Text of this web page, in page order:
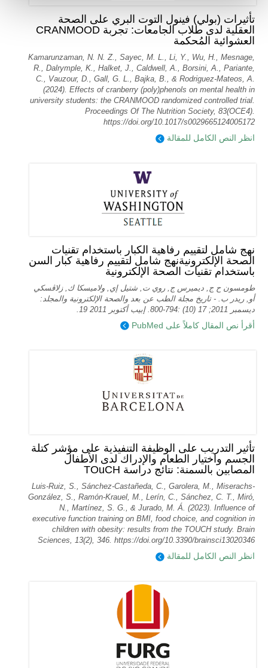
تأثيرات (بولي) فينول التوت البري على الصحة
العقلية لدى طلاب الجامعات: تجربة CRANMOOD
العشوائية المُحكمة
Kamarunzaman, N. N. Z., Sayec, M. L., Li, Y., Wu, H., Mesnage,
R., Dalrymple, K., Halket, J., Caldwell, A., Borsini, A., Pariante,
C., Vauzour, D., Gall, G. L., Bajka, B., & Rodriguez-Mateos, A.
(2024). Effects of cranberry (poly)phenols on mental health in
university students: the CRANMOOD randomized controlled trial.
Proceedings Of The Nutrition Society, 83(OCE4).
https://doi.org/10.1017/s0029665124005172
انظر النص الكامل للمقالة
نهج شامل لتقييم رفاهية الكبار باستخدام تقنيات
الصحة الإلكترونيةنهج شامل لتقييم رفاهية كبار السن
باستخدام تقنيات الصحة الإلكترونية
طومسون ح ج, ديميرس ج, روي ت, شتيل إي, ولاميسكا ك, زلاڤسكي
أو, ريدر ب. - تاريخ مجلة الطب عن بعد والصحة الإلكترونية والمجلد:
ديسمبر 2011; 17 (10) :794-800. إبيب أكتوبر 2011 19.
أقرأ نص المقال كاملاً على PubMed
تأثير التدريب على الوظيفة التنفيذية على مؤشر كتلة
الجسم واختيار الطعام والإدراك لدى الأطفال
المصابين بالسمنة: نتائج دراسة TOuCH
Luis-Ruiz, S., Sánchez-Castañeda, C., Garolera, M., Miserachs-
González, S., Ramón-Krauel, M., Lerín, C., Sánchez, C. T., Miró,
N., Martí­nez, S. G., & Jurado, M. Á. (2023). Influence of
executive function training on BMI, food choice, and cognition in
children with obesity: results from the TOUCH study. Brain
Sciences, 13(2), 346. https://doi.org/10.3390/brainsci13020346
انظر النص الكامل للمقالة